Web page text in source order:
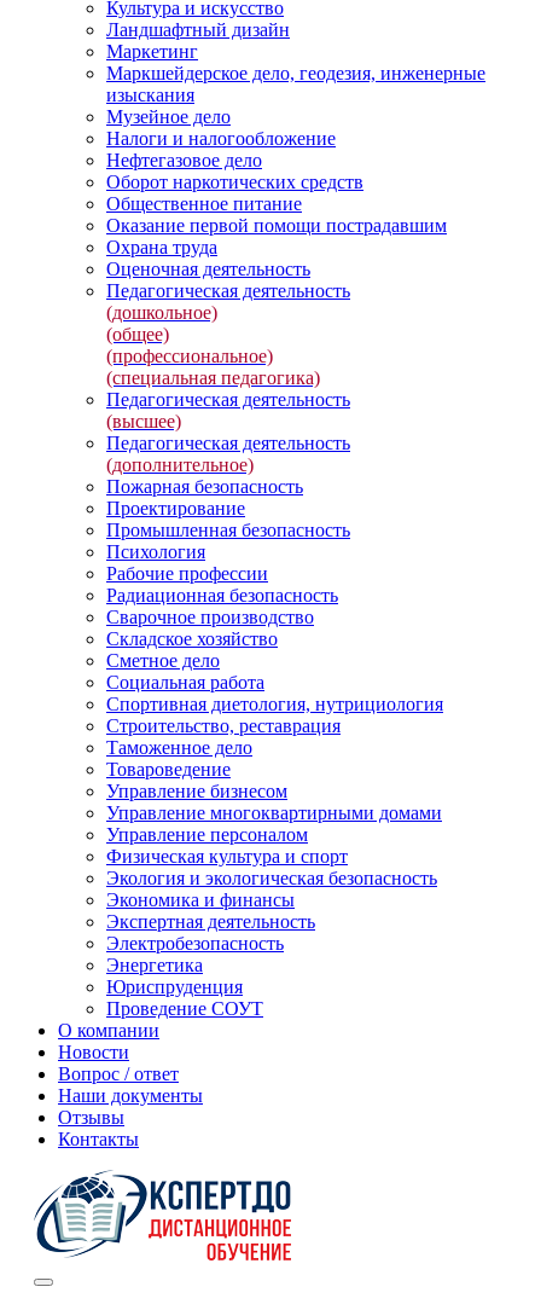
Культура и искусство
Ландшафтный дизайн
Маркетинг
Маркшейдерское дело, геодезия, инженерные
изыскания
Музейное дело
Налоги и налогообложение
Нефтегазовое дело
Оборот наркотических средств
Общественное питание
Оказание первой помощи пострадавшим
Охрана труда
Оценочная деятельность
Педагогическая деятельность
(дошкольное)
(общее)
(профессиональное)
(специальная педагогика)
Педагогическая деятельность
(высшее)
Педагогическая деятельность
(дополнительное)
Пожарная безопасность
Проектирование
Промышленная безопасность
Психология
Рабочие профессии
Радиационная безопасность
Сварочное производство
Складское хозяйство
Сметное дело
Социальная работа
Спортивная диетология, нутрициология
Строительство, реставрация
Таможенное дело
Товароведение
Управление бизнесом
Управление многоквартирными домами
Управление персоналом
Физическая культура и спорт
Экология и экологическая безопасность
Экономика и финансы
Экспертная деятельность
Электробезопасность
Энергетика
Юриспруденция
Проведение СОУТ
О компании
Новости
Вопрос / ответ
Наши документы
Отзывы
Контакты